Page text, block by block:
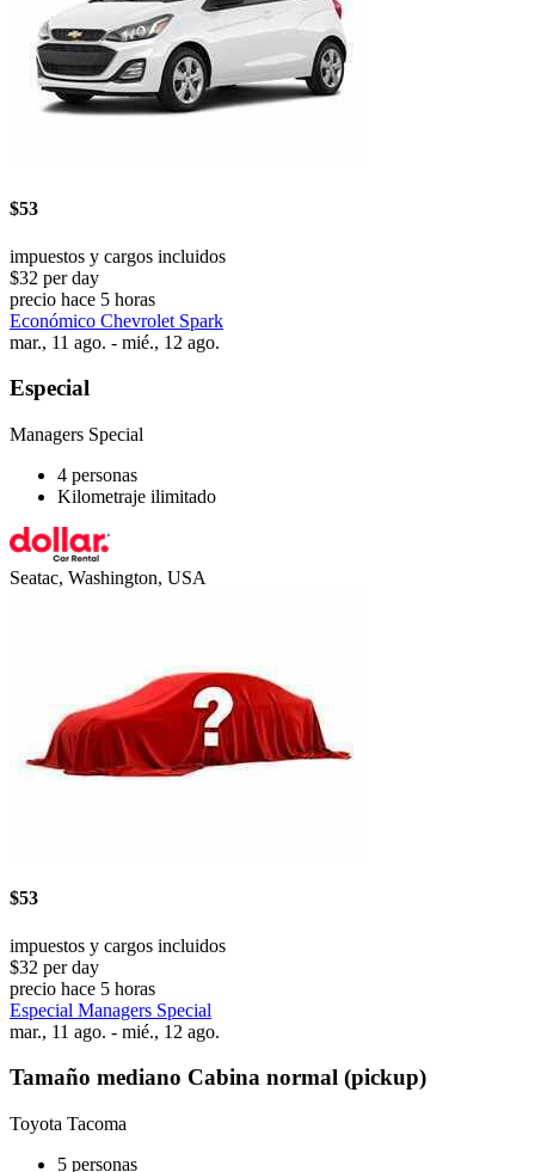
$53
impuestos y cargos incluidos
$32 per day
precio hace 5 horas
Económico Chevrolet Spark
mar., 11 ago. - mié., 12 ago.
Especial
Managers Special
4 personas
Kilometraje ilimitado
Seatac, Washington, USA
$53
impuestos y cargos incluidos
$32 per day
precio hace 5 horas
Especial Managers Special
mar., 11 ago. - mié., 12 ago.
Tamaño mediano Cabina normal (pickup)
Toyota Tacoma
5 personas